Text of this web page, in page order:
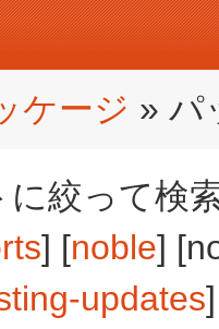
ケージ » パ
絞って検
] [noble]
updates